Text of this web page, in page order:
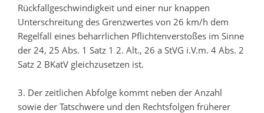
Rückfallgeschwindigkeit und einer nur knappen
Unterschreitung des Grenzwertes von 26 km/h dem
Regelfall eines beharrlichen Pflichtenverstoßes im Sinne
der 24, 25 Abs. 1 Satz 1 2. Alt., 26 a StVG i.V.m. 4 Abs. 2
Satz 2 BKatV gleichzusetzen ist.
3. Der zeitlichen Abfolge kommt neben der Anzahl
sowie der Tatschwere und den Rechtsfolgen früherer